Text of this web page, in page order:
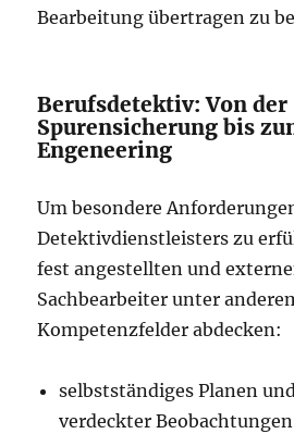
Bearbeitung übertragen zu
Berufsdetektiv: Von der
Spurensicherung bis
Engeneering
Um besondere
Detektivdienstleisters zu
fest angestellten und
Sachbearbeiter unter
Kompetenzfelder abdecken:
selbstständiges Planen
verdeckter